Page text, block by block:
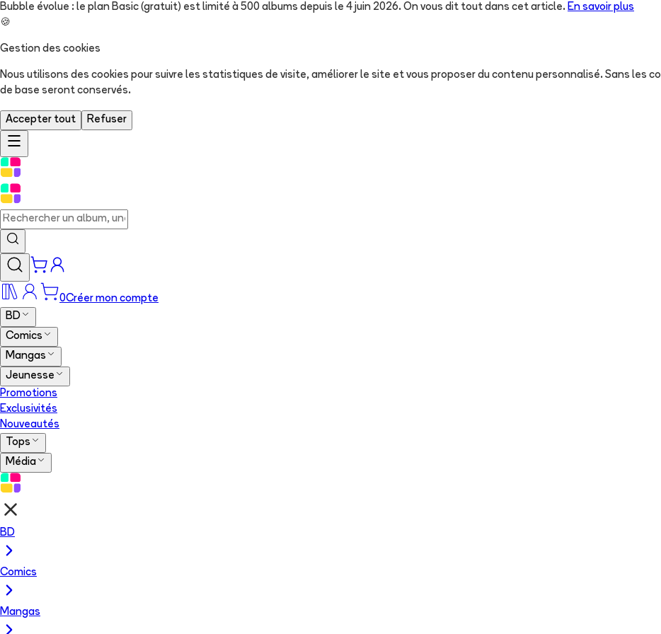
Bubble évolue : le plan Basic (gratuit) est limité à 500 albums depuis le 4 juin 2026. On vous dit tout dans cet article. En savoir plus
🍪
Gestion des cookies
Nous utilisons des cookies pour suivre les statistiques de visite, améliorer le site et vous proposer du contenu personnalisé. Sans les
de base seront conservés.
Accepter tout Refuser
0Créer mon compte
BD
Comics
Mangas
Jeunesse
Promotions
Exclusivités
Nouveautés
Tops
Média
BD
Comics
Mangas